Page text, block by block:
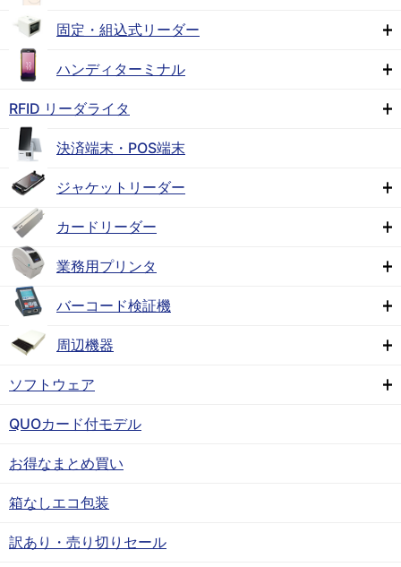
固定・組込式リーダー
ハンディターミナル
RFID リーダライタ
決済端末・POS端末
ジャケットリーダー
カードリーダー
業務用プリンタ
バーコード検証機
周辺機器
ソフトウェア
QUOカード付モデル
お得なまとめ買い
箱なしエコ包装
訳あり・売り切りセール